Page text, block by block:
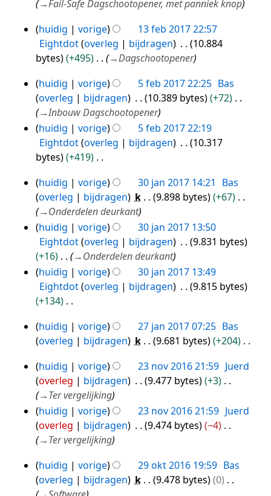
n
v
a
t
i
n
g
→Fail-Safe Dagschootopener, met panniek knop
13
feb
2017
huidig vorige
13 feb 2017 22:57
Eightdot overleg bijdragen
10.884
bytes
+495 →Dagschootopener
5
feb
2017
huidig vorige 5 feb 2017 22:25 Bas
overleg
bijdragen 10.389 bytes
+72
→Inbouw Dagschootopener
huidig
vorige
5 feb 2017 22:19
Eightdot overleg bijdragen
10.317
bytes
+419
e
e
n
b
w
e
k
n
g
s
s
a
m
e
n
v
a
t
t
30
jan
2017
huidig vorige 30 jan 2017 14:21
Bas
overleg
bijdragen k 9.898 bytes
+67
→Onderdelen deurkant
huidig
vorige
30 jan 2017 13:50
Eightdot overleg bijdragen
9.831 bytes
+16
→Onderdelen deurkant
huidig
vorige
30 jan 2017 13:49
Eightdot overleg bijdragen
9.815 bytes
+134
e
e
b
e
w
e
r
k
i
n
g
27
jan
2017
huidig vorige 27 jan 2017 07:25 Bas
overleg
bijdragen k 9.681 bytes
+204
e
e
n
b
e
w
r
k
23
nov
2016
huidig vorige 23 nov 2016 21:59 Juerd
overleg
bijdragen 9.477 bytes
+3
→Ter vergelijking
huidig
vorige 23 nov 2016 21:59 Juerd
overleg
bijdragen 9.474 bytes
−4
→Ter vergelijking
29
okt
huidig vorige 29 okt 2016 19:59 Bas
overleg
bijdragen k 9.478 bytes
0